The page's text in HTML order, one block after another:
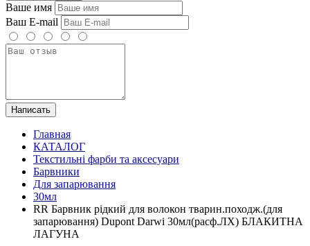
Ваше имя
Ваш E-mail
Написать
Главная
КАТАЛОГ
Текстильні фарби та аксесуари
Барвники
Для запарювання
30мл
RR Барвник рідкий для волокон тварин.походж.(для
запарювання) Dupont Darwi 30мл(расф.ЛХ) БЛАКИТНА
ЛАГУНА